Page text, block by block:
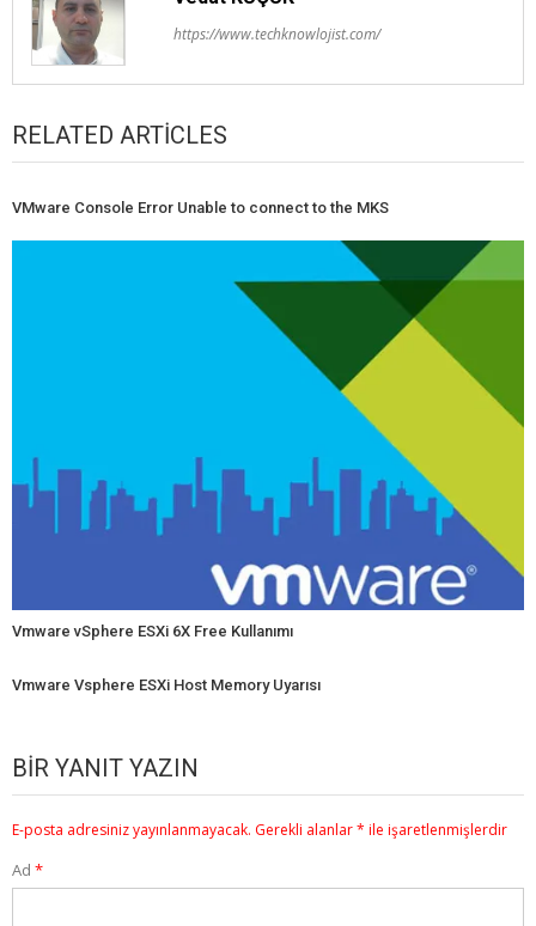
https://www.techknowlojist.com/
RELATED ARTICLES
VMware Console Error Unable to connect to the MKS
Vmware vSphere ESXi 6X Free Kullanımı
Vmware Vsphere ESXi Host Memory Uyarısı
BIR YANIT YAZIN
E-posta adresiniz yayınlanmayacak. Gerekli alanlar* ile işaretlenmişlerdir
Ad *